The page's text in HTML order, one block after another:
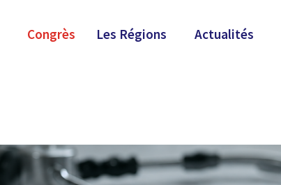
Congrès Les Régions Actualités